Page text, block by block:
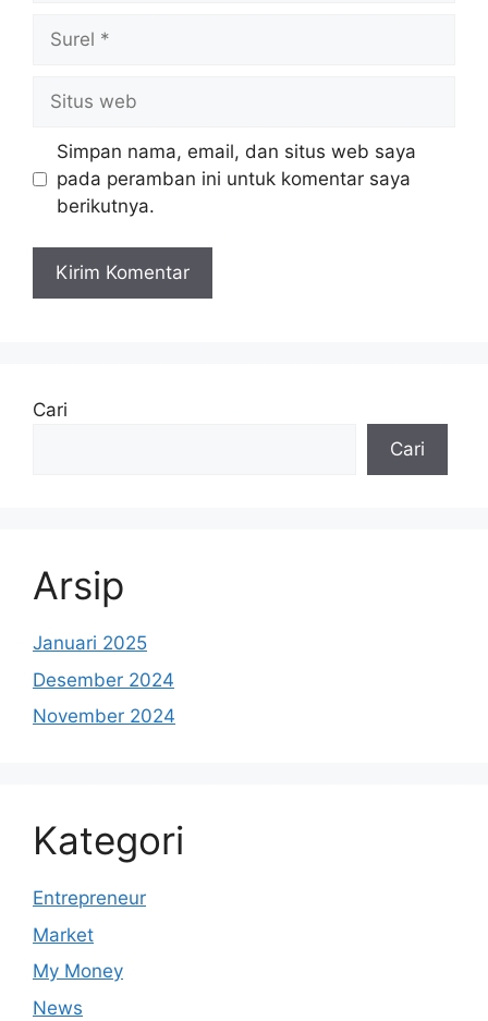
web
Simpan nama, email, dan situs web saya
pada peramban ini untuk komentar saya
berikutnya.
Cari
Cari
Arsip
Januari 2025
Desember 2024
November 2024
Kategori
Entrepreneur
Market
My Money
News